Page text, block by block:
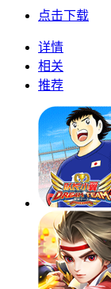
点击下载
详情
相关
推荐